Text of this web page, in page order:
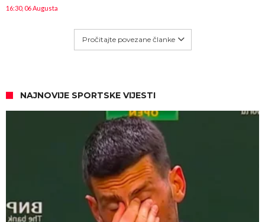
16:30, 06 Augusta
Pročitajte povezane članke
NAJNOVIJE SPORTSKE VIJESTI